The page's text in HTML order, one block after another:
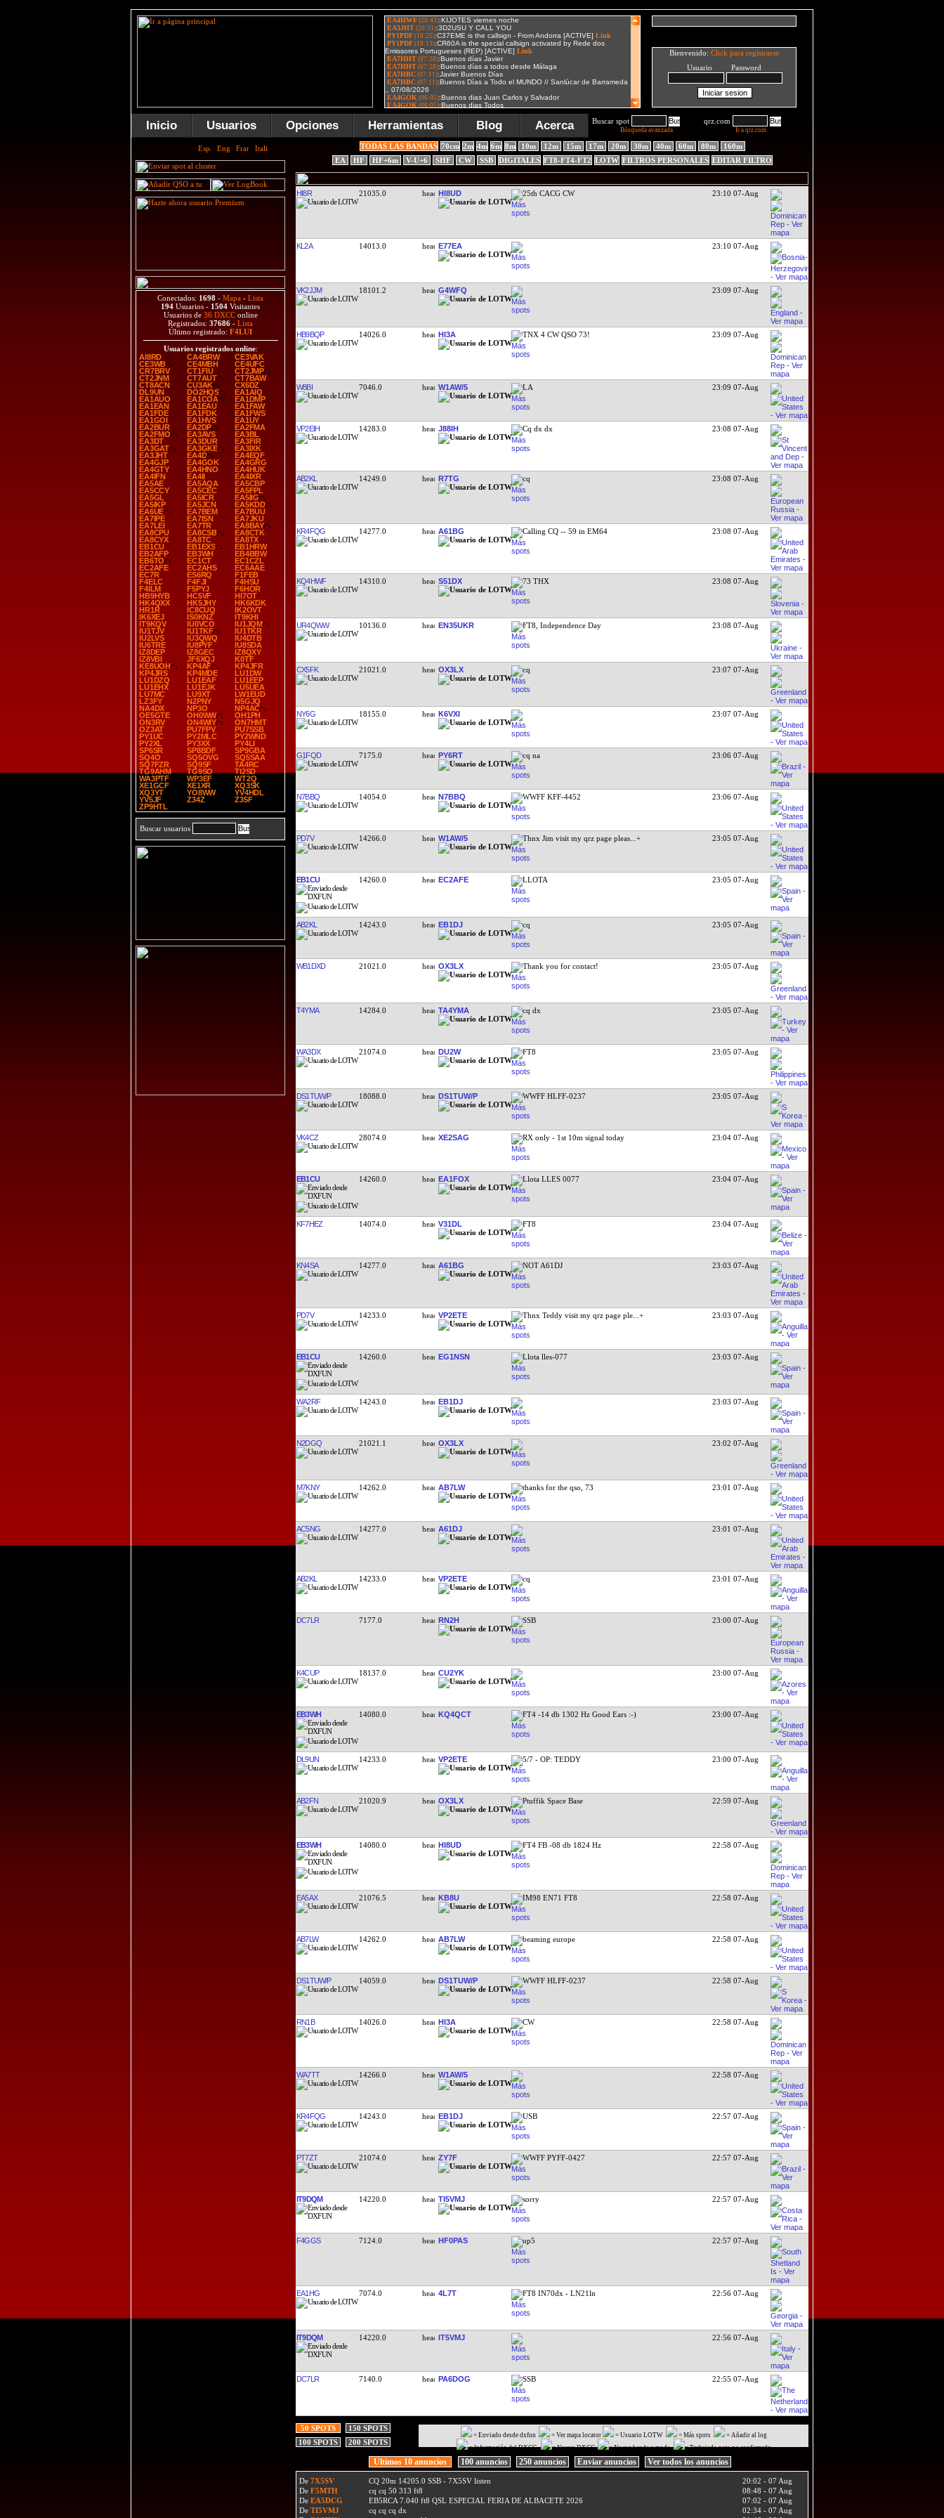
Bienvenido: Click para registrarse
Usuario Password
Inicio Usuarios Opciones Herramientas Blog Acerca Buscar spot
Búsqueda avanzada
qrz.com
Ir a qrz.com
Conectados: 1698 - Mapa - Lista
194 Usuarios - 1504 Visitantes
Usuarios de 36 DXCConline
Registrados: 37686 - Lista
Último registrado: F4LUI
Usuarios registrados online:
AI8RD
CA4BRW
CE3VAK
CE3WB
CE4MBH
CE4UFC
CR7BRV
CT1FIU
CT2JMP
CT2JNM
CT7AUT
CT7BAW
CT8ACN
CU3AK
CX6DZ
DL9UN
DO2HQS
EA1AIQ
EA1AUO
EA1COA
EA1DMP
EA1EAN
EA1EAU
EA1FAW
EA1FDE
EA1FDK
EA1FWS
EA1GOI
EA1HVS
EA1UY
EA2BUR
EA2DP
EA2FMA
EA2FMO
EA3AVS
EA3BL
EA3DT
EA3DUR
EA3FIR
EA3GAT
EA3GKE
EA3IXK
EA3JHT
EA4D
EA4EQF
EA4GJP
EA4GOK
EA4GRG
EA4GTY
EA4HNO
EA4HUK
EA4IFN
EA4II
EA4IXR
EA5AE
EA5AQA
EA5CBP
EA5CCY
EA5CEC
EA5FPL
EA5GL
EA5ICR
EA5IIG
EA5IKP
EA5JCN
EA5KDD
EA6UE
EA7BEM
EA7BUU
EA7IPE
EA7ISN
EA7JKU
EA7LEI
EA7TR
EA8BAY
EA8CPU
EA8CSB
EA8CTK
EA8CYX
EA8TC
EA8TX
EB1CU
EB1EXS
EB1HRW
EB2AFP
EB3WH
EB4BBW
EB6TO
EC1CT
EC1CZL
EC2AFE
EC2AHS
EC6AAE
EC7R
ES6RQ
F1FEB
F4ELC
F4FJI
F4HSU
F4ILM
F5PYJ
F6HOR
HB9HYB
HC5VF
HI7OT
HK4QXX
HK5JHY
HK6KDK
HR1R
IC8CUQ
IK2OVT
IK6XEJ
IS0KNZ
IT9KHI
IT9KQV
IU0VCO
IU1JQM
IU1TJV
IU1TKF
IU1TKR
IU2LVS
IU3QWQ
IU4DTB
IU6TRE
IU8PYF
IU8SDA
IZ8DEP
IZ8GEC
IZ8QXY
IZ8VBI
JF6XQJ
K0TF
KE8UOH
KP4AF
KP4JFR
KP4JRS
KP4MDE
LU1DW
LU1DZQ
LU1EAF
LU1EEP
LU1EHX
LU1EJK
LU5UEA
LU7MC
LU9XT
LW1EUD
LZ3FY
N2PNY
N5GJQ
NA4DX
NP3O
NP4AC
OE5GTE
OH0WW
OH1PH
ON3RV
ON4WIY
ON7HMT
OZ3AT
PU7FPV
PU7SSB
PY1UC
PY2MLC
PY2WND
PY2XL
PY3XX
PY4LI
SP6SR
SP8BDF
SP9GBA
SQ4O
SQ5OVG
SQ5SAA
SQ7FZR
SQ9SF
TA4RC
TG9AHM
TG9SO
TI2SD
WA3PTF
WP3EF
WT2Q
XE1GCF
XE1XR
XQ3SK
XQ3YT
YO8WW
YV4HDL
YV5JF
Z34Z
Z35F
ZP9HTL
Buscar usuarios
TODAS LAS BANDAS 70cm 2m 4m 6m 8m 10m 12m 15m 17m 20m 30m 40m 60m 80m
160m
EA
HF HF+6m V-U+6 SHF CW SSB DIGITALES FT8-FT4-FT2 LOTW FILTROS PERSONALES EDITAR FILTRO
HI8R 21035.0 HI8UD 25th CACG CW 23:10 07-Aug
KL2A 14013.0 E77EA 23:10 07-Aug
VK2JJM 18101.2 G4WFQ 23:09 07-Aug
HB9BQP 14026.0 HI3A TNX 4 CW QSO 73! 23:09 07-Aug
W8BI 7046.0 W1AW/5 LA 23:09 07-Aug
VP2EIH 14283.0 J88IH Cq dx dx 23:08 07-Aug
AB2KL 14249.0 R7TG cq 23:08 07-Aug
KR4FQG 14277.0 A61BG Calling CQ -- 59 in EM64 23:08 07-Aug
KQ4HWF 14310.0 S51DX 73 THX 23:08 07-Aug
UR4QWW 10136.0 EN35UKR FT8, Independence Day 23:08 07-Aug
CX5FK 21021.0 OX3LX cq 23:07 07-Aug
NY6G 18155.0 K6VXI 23:07 07-Aug
G1FQD 7175.0 PY6RT cq na 23:06 07-Aug
N7BBQ 14054.0 N7BBQ WWFF KFF-4452 23:06 07-Aug
PD7V 14266.0 W1AW/5 Thnx Jim visit my qrz page pleas ...+ 23:05 07-Aug
EB1CU 14260.0 EC2AFE LLOTA 23:05 07-Aug
AB2KL 14243.0 EB1DJ cq 23:05 07-Aug
WB1DXD 21021.0 OX3LX Thank you for contact! 23:05 07-Aug
T4YMA 14284.0 TA4YMA cq dx 23:05 07-Aug
WA3DX 21074.0 DU2W FT8 23:05 07-Aug
DS1TUW/P 18088.0 DS1TUW/P WWFF HLFF-0237 23:05 07-Aug
VK4CZ 28074.0 XE2SAG RX only - 1st 10m signal today 23:04 07-Aug
EB1CU 14260.0 EA1FOX Llota LLES 0077 23:04 07-Aug
KF7HEZ 14074.0 V31DL FT8 23:04 07-Aug
KN4SA 14277.0 A61BG NOT A61DJ 23:03 07-Aug
PD7V 14233.0 VP2ETE Thnx Teddy visit my qrz page ple ...+ 23:03 07-Aug
EB1CU 14260.0 EG1NSN Llota lles-077 23:03 07-Aug
WA2RF 14243.0 EB1DJ 23:03 07-Aug
N2DGQ 21021.1 OX3LX 23:02 07-Aug
M7KNY 14262.0 AB7LW thanks for the qso, 73 23:01 07-Aug
AC5NG 14277.0 A61DJ 23:01 07-Aug
AB2KL 14233.0 VP2ETE cq 23:01 07-Aug
DC7LR 7177.0 RN2H SSB 23:00 07-Aug
K4CUP 18137.0 CU2YK 23:00 07-Aug
EB3WH 14080.0 KQ4QCT FT4 -14 db 1302 Hz Good Ears :-) 23:00 07-Aug
DL9UN 14233.0 VP2ETE 5/7 - OP: TEDDY 23:00 07-Aug
AB2FN 21020.9 OX3LX Ptuffik Space Base 22:59 07-Aug
EB3WH 14080.0 HI8UD FT4 FB -08 db 1824 Hz 22:58 07-Aug
EA5AX 21076.5 KB8U IM98 EN71 FT8 22:58 07-Aug
AB7LW 14262.0 AB7LW beaming europe 22:58 07-Aug
DS1TUW/P 14059.0 DS1TUW/P WWFF HLFF-0237 22:58 07-Aug
RN1B 14026.0 HI3A CW 22:58 07-Aug
WA7TT 14266.0 W1AW/5 22:58 07-Aug
KR4FQG 14243.0 EB1DJ USB 22:57 07-Aug
PT7ZT 21074.0 ZY7F WWFF PYFF-0427 22:57 07-Aug
IT9DQM 14220.0 TI5VMJ sorry 22:57 07-Aug
F4GGS 7124.0 HF0PAS up5 22:57 07-Aug
EA1HG 7074.0 4L7T FT8 IN70dx - LN21ln 22:56 07-Aug
IT9DQM 14220.0 IT5VMJ 22:56 07-Aug
DC7LR 7140.0 PA6DOG SSB 22:55 07-Aug
50 SPOTS
150 SPOTS
100 SPOTS
200 SPOTS
= Enviado desde dxfun = Ver mapa locator = Usuario LOTW = Más spots
= Añadir al log
= Información del DXCC
= Nuevo DXCC = Nueva banda y modo = Trabajado pero no confirmado
Ultimos 10 anuncios 100 anuncios 250 anuncios Enviar anuncios Ver todos los anuncios
De 7X5SV CQ 20m 14205.0 SSB - 7X5SV listen
20:02 - 07 Aug
De F5MTH cq cq 50 313 ft8
08:48 - 07 Aug
De EA5DCG EB5RCA 7.040 ft8 QSL ESPECIAL FERIA DE ALBACETE 2026
07:02 - 07 Aug
De TI5VMJ cq cq cq dx
02:34 - 07 Aug